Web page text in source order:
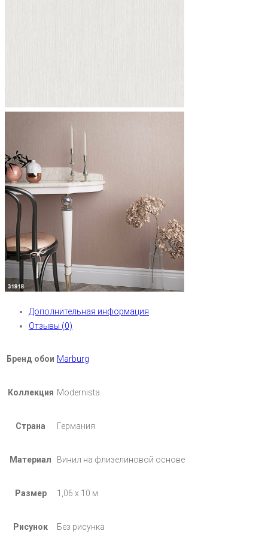
Дополнительная информация
Отзывы (0)
Бренд обои Marburg
Коллекция Modernista
Страна Германия
Материал Винил на флизелиновой основе
Размер 1,06 х 10 м
Рисунок Без рисунка